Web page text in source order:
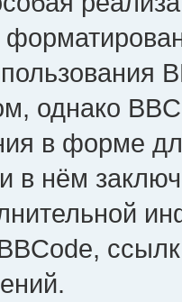
однако
в форме
в нём